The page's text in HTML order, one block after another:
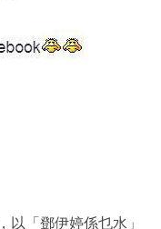
以「鄧伊婷係乜水」